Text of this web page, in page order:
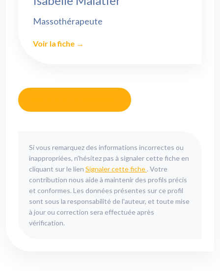
Massothérapeute
Voir la fiche →
Si vous remarquez des informations incorrectes ou
inappropriées, n'hésitez pas à signaler cette fiche en
cliquant sur le lien Signaler cette fiche . Votre
contribution nous aide à maintenir des profils précis
et conformes. Les données présentes sur ce profil
sont sous la responsabilité de l'auteur, et toute mise
à jour ou correction sera effectuée après
vérification.